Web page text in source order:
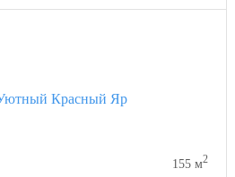
Красный Яр
155 м2